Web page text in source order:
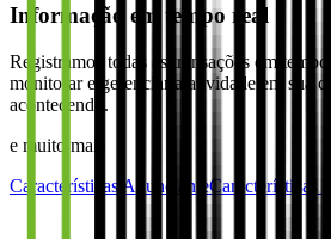
Informação em tempo real
Registramos todas as transações em
monitorar e gerenciar a atividade em sua
acontecendo.
e muito mais
Características AnuncianteCaracterísticas